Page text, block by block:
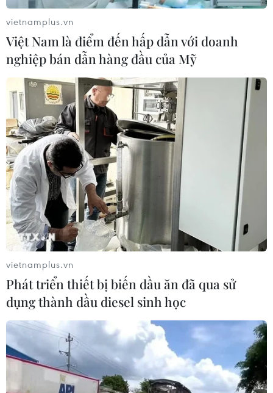
#Du lịch Hòa Bình
#điểm đến đẹp nhất thế giới
#Hòa Bình
#khu du lịch quốc gia Hồ Hòa Bình
#du lịch sinh thái
#nghỉ dưỡng
#văn hóa dân tộc
#lễ hội truyền thống
#điểm đến thu hút
#du lịch văn hóa
Theo dõi VietnamPlus
vietnamplus.vn
Việt Nam là điểm đến hấp dẫn với doanh
nghiệp bán dẫn hàng đầu của Mỹ
vietnamplus.vn
Phát triển thiết bị biến dầu ăn đã qua sử
dụng thành dầu diesel sinh học